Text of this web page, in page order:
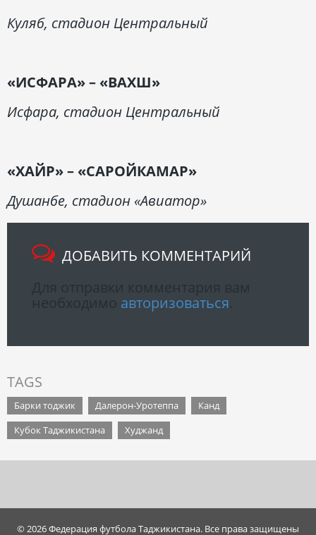
Куляб, стадион Центральный
«ИСФАРА» – «ВАХШ»
Исфара, стадион Центральный
«ХАЙР» – «САРОЙКАМАР»
Душанбе, стадион «Авиатор»
ДОБАВИТЬ КОММЕНТАРИЙ
авторизоваться
TAGS
Барки тоджик Далерон-Уротеппа
Канд
Кубок Таджикистана
Худжанд
© 2026 Федерация футбола Таджикистана. Все права защищены